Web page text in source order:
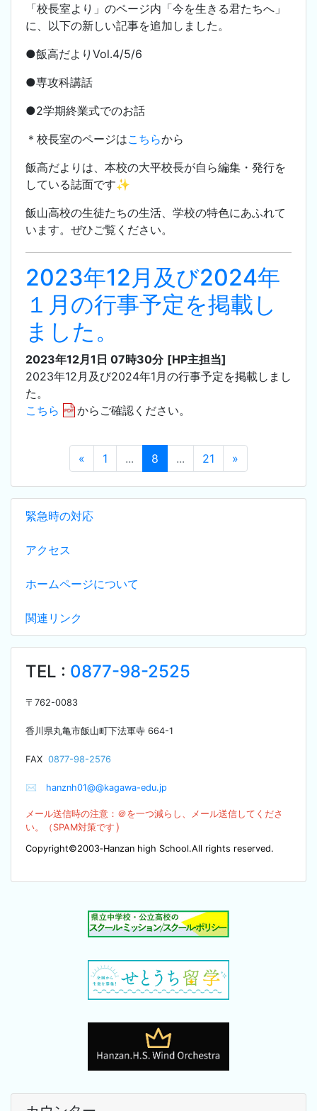
緊急時の対応
アクセス
ホームページについて
関連リンク
TEL : 0877-98-2525
〒 762-0083
香川県丸亀市飯山町下法軍寺 664-1
FAX 0877-98-2576
✉ hanznh01@@kagawa-edu.jp
メール送信時の注意：＠を一つ減らし、メール送信してくださ
い。（SPAM対策です ）
Copyright©2003‐Hanzan high School.All rights reserved.
「校長室より」のページ内「今を生きる君たちへ」
に、以下の新しい記事を追加しました。
●飯高だよりVol.4/5/6
●専攻科講話
●2学期終業式でのお話
＊校長室のページはこちらから
飯高だよりは、本校の大平校長が自ら編集・発行を
している誌面です✨
飯山高校の生徒たちの生活、学校の特色にあふれて
います。ぜひご覧ください。
2023年12月及び2024年
１月の行事予定を掲載し
ました。
2023年12月1日 07時30分 [HP主担当]
2023年12月及び2024年1月の行事予定を掲載しまし
た。
こちら
からご確認ください。
« 1 ... 8 ... 21 »